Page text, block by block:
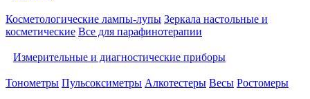
Косметологические лампы-лупы Зеркала настольные и
косметические Все для парафинотерапии
Измерительные и диагностические приборы
Тонометры Пульсоксиметры Алкотестеры Весы Ростомеры